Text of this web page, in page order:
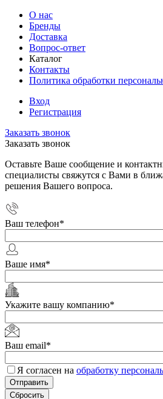
О нас
Бренды
Доставка
Вопрос-ответ
Каталог
Контакты
Политика обработки
Вход
Регистрация
Заказать звонок
Заказать звонок
Оставьте Ваше сообщение и
специалисты свяжутся с Вами в
решения Вашего вопроса.
Ваш телефон*
Ваше имя*
Укажите вашу компанию*
Ваш email*
Я согласен на обработку